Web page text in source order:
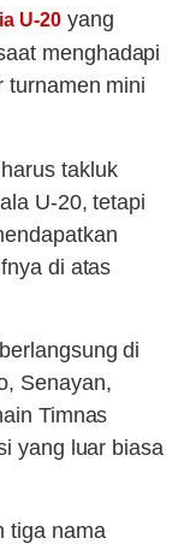
U-20yang
menghadapi
mini
takluk
U-20, tetapi
di atas
di
Senayan,
Timnas
yang luar biasa
tiga nama